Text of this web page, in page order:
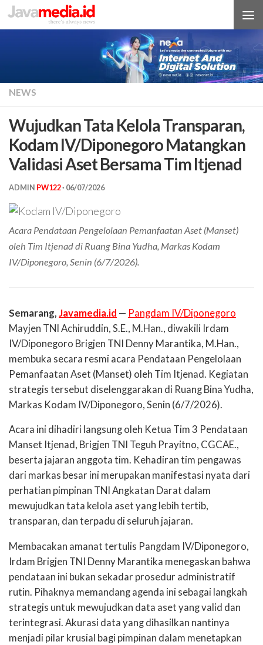
Skip to content
NEWS
Wujudkan Tata Kelola Transparan,
Kodam IV/Diponegoro Matangkan
Validasi Aset Bersama Tim Itjenad
ADMIN PW122· 06/07/2026
Acara Pendataan Pengelolaan Pemanfaatan Aset (Manset)
oleh Tim Itjenad di Ruang Bina Yudha, Markas Kodam
IV/Diponegoro, Senin (6/7/2026).
Semarang, Javamedia.id — Pangdam IV/Diponegoro
Mayjen TNI Achiruddin, S.E., M.Han., diwakili Irdam
IV/Diponegoro Brigjen TNI Denny Marantika, M.Han.,
membuka secara resmi acara Pendataan Pengelolaan
Pemanfaatan Aset (Manset) oleh Tim Itjenad. Kegiatan
strategis tersebut diselenggarakan di Ruang Bina Yudha,
Markas Kodam IV/Diponegoro, Senin (6/7/2026).
Acara ini dihadiri langsung oleh Ketua Tim 3 Pendataan
Manset Itjenad, Brigjen TNI Teguh Prayitno, CGCAE.,
beserta jajaran anggota tim. Kehadiran tim pengawas
dari markas besar ini merupakan manifestasi nyata dari
perhatian pimpinan TNI Angkatan Darat dalam
mewujudkan tata kelola aset yang lebih tertib,
transparan, dan terpadu di seluruh jajaran.
Membacakan amanat tertulis Pangdam IV/Diponegoro,
Irdam Brigjen TNI Denny Marantika menegaskan bahwa
pendataan ini bukan sekadar prosedur administratif
rutin. Pihaknya memandang agenda ini sebagai langkah
strategis untuk mewujudkan data aset yang valid dan
terintegrasi. Akurasi data yang dihasilkan nantinya
menjadi pilar krusial bagi pimpinan dalam menetapkan